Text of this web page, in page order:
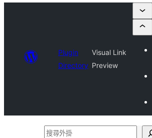
Plugin
Directory
Visual Link
Preview
搜